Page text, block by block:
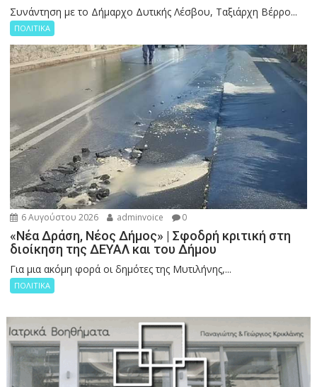
Συνάντηση με το Δήμαρχο Δυτικής Λέσβου, Ταξιάρχη Βέρρο...
ΠΟΛΙΤΙΚΑ
6 Αυγούστου 2026 adminvoice 0
«Νέα Δράση, Νέος Δήμος» | Σφοδρή κριτική στη
διοίκηση της ΔΕΥΑΛ και του Δήμου
Για μια ακόμη φορά οι δημότες της Μυτιλήνης,...
ΠΟΛΙΤΙΚΑ